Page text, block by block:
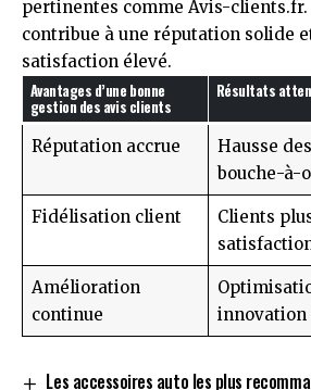
pertinentes comme Avis-clients.fr
contribue à une réputation solide
satisfaction élevé.
Avantages d’une bonne
gestion des avis clients
Résultats
Réputation accrue
Hausse
bouche-à-
Fidélisation client
Clients
Amélioration
continue
innovation
Les accessoires auto les plus